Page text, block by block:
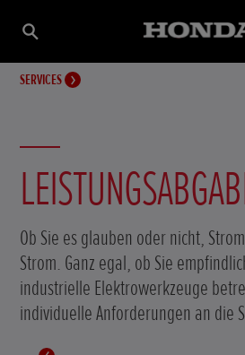
SERVICES
Ob Sie es glauben oder nicht,
Strom. Ganz egal, ob Sie
industrielle Elektrowerkzeuge
individuelle Anforderungen an die